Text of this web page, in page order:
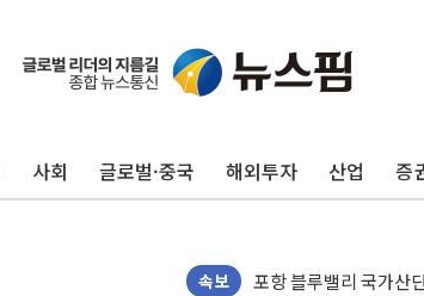
사회 글로벌·중국 해외투자 산업 증
속보
125mm 폭우 쏟아진
평택 진위면 공장서
상주 낙동강 선착장 하